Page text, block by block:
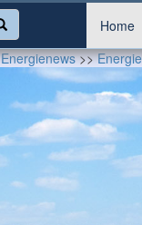
Home
Energienews>>